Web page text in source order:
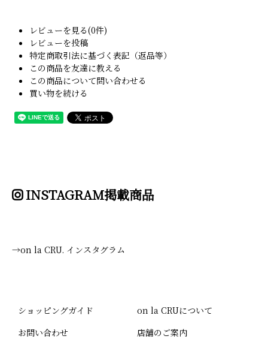
レビューを見る(0件)
レビューを投稿
特定商取引法に基づく表記（返品等）
この商品を友達に教える
この商品について問い合わせる
買い物を続ける
INSTAGRAM掲載商品
→on la CRU. インスタグラム
ショッピングガイド
お問い合わせ
on la CRUについて
店舗のご案内